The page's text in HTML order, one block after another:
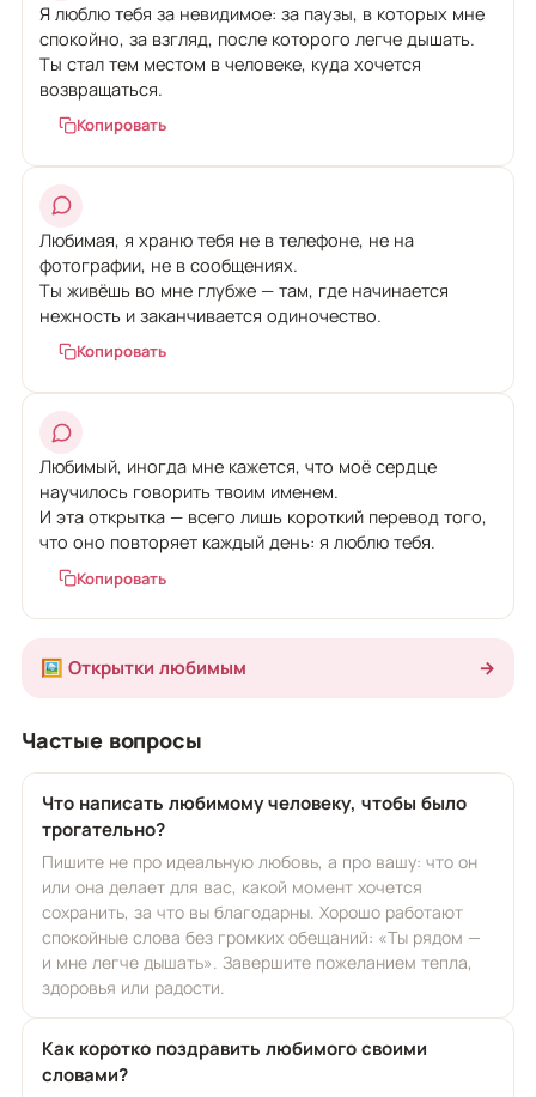
Я люблю тебя за невидимое: за паузы, в которых мне
спокойно, за взгляд, после которого легче дышать.
Ты стал тем местом в человеке, куда хочется
возвращаться.
Копировать
Любимая, я храню тебя не в телефоне, не на
фотографии, не в сообщениях.
Ты живёшь во мне глубже — там, где начинается
нежность и заканчивается одиночество.
Копировать
Любимый, иногда мне кажется, что моё сердце
научилось говорить твоим именем.
И эта открытка — всего лишь короткий перевод того,
что оно повторяет каждый день: я люблю тебя.
Копировать
🖼️ Открытки любимым →
Частые вопросы
Что написать любимому человеку, чтобы было
трогательно?
Пишите не про идеальную любовь, а про вашу: что он
или она делает для вас, какой момент хочется
сохранить, за что вы благодарны. Хорошо работают
спокойные слова без громких обещаний: «Ты рядом —
и мне легче дышать». Завершите пожеланием тепла,
здоровья или радости.
Как коротко поздравить любимого своими
словами?